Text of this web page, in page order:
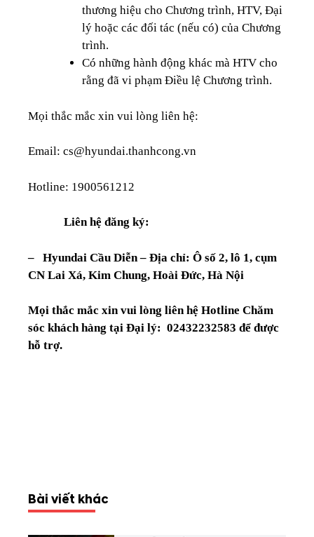
thương hiệu cho Chương trình, HTV, Đại
lý hoặc các đối tác (nếu có) của Chương
trình.
Có những hành động khác mà HTV cho
rằng đã vi phạm Điều lệ Chương trình.
Mọi thắc mắc xin vui lòng liên hệ:
Email: cs@hyundai.thanhcong.vn
Hotline: 1900561212
Liên hệ đăng ký:
– Hyundai Cầu Diễn – Địa chỉ: Ô số 2, lô 1, cụm
CN Lai Xá, Kim Chung, Hoài Đức, Hà Nội
Mọi thắc mắc xin vui lòng liên hệ Hotline Chăm
sóc khách hàng tại Đại lý: 02432232583 để được
hỗ trợ.
Bài viết khác